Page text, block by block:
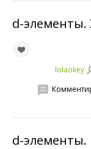
d-
lolaokey
d-